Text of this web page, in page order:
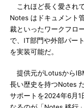
これほど長く愛され
Notes はドキュメント
裁といったワークフロ
で、IT部門や外部パー
を実装可能だ。
提供元がLotusから
長い歴史を持つNotes
サポートを2024年6月1